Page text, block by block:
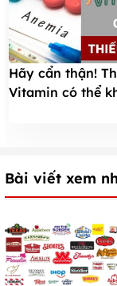
Hãy cẩn thận!
Vitamin có thể
Bài viết xem